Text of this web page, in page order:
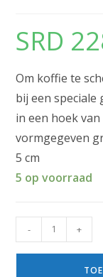
SRD
Om koffie te
bij een speciale
in een hoek
vormgegeven
5 cm
5 op voorraad
- +